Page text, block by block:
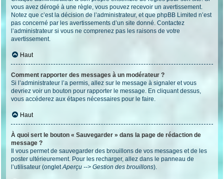
vous avez dérogé à une règle, vous pouvez recevoir un avertissement.
Notez que c’est la décision de l’administrateur, et que phpBB Limited n’est
pas concerné par les avertissements d’un site donné. Contactez
l’administrateur si vous ne comprenez pas les raisons de votre
avertissement.
Haut
Comment rapporter des messages à un modérateur ?
Si l’administrateur l’a permis, allez sur le message à signaler et vous
devriez voir un bouton pour rapporter le message. En cliquant dessus,
vous accéderez aux étapes nécessaires pour le faire.
Haut
À quoi sert le bouton « Sauvegarder » dans la page de rédaction de
message ?
Il vous permet de sauvegarder des brouillons de vos messages et de les
poster ultérieurement. Pour les recharger, allez dans le panneau de
l’utilisateur (ongletAperçu --> Gestion des brouillons).